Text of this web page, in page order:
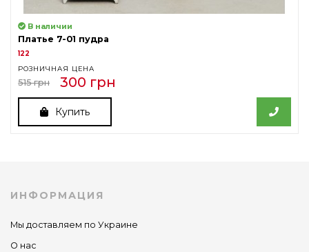
В наличии
Платье 7-01 пудра
122
РОЗНИЧНАЯ ЦЕНА
515 грн 300 грн
Купить
ИНФОРМАЦИЯ
Мы доставляем по Украине
О нас